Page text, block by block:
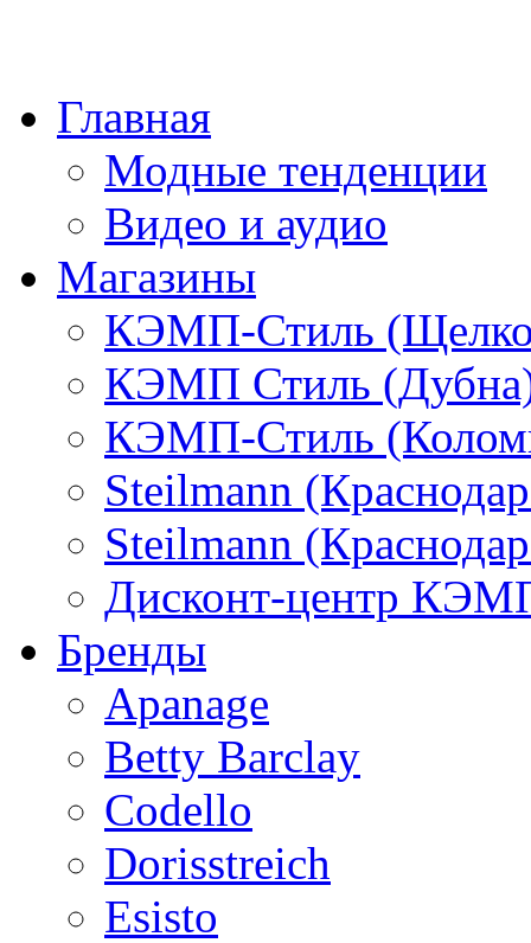
Главная
Модные тенденции
Видео и аудио
Магазины
КЭМП-Стиль
КЭМП Стиль
КЭМП-Стиль
Steilmann
Steilmann
Дисконт-центр
Бренды
Apanage
Betty Barclay
Codello
Dorisstreich
Esisto